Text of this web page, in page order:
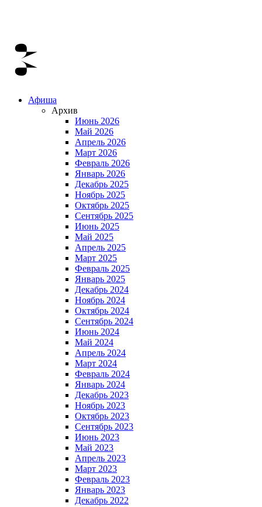
Афиша
Архив
Июнь 2026
Май 2026
Апрель 2026
Март 2026
Февраль 2026
Январь 2026
Декабрь 2025
Ноябрь 2025
Октябрь 2025
Сентябрь 2025
Июнь 2025
Май 2025
Апрель 2025
Март 2025
Февраль 2025
Январь 2025
Декабрь 2024
Ноябрь 2024
Октябрь 2024
Сентябрь 2024
Июнь 2024
Май 2024
Апрель 2024
Март 2024
Февраль 2024
Январь 2024
Декабрь 2023
Ноябрь 2023
Октябрь 2023
Сентябрь 2023
Июнь 2023
Май 2023
Апрель 2023
Март 2023
Февраль 2023
Январь 2023
Декабрь 2022